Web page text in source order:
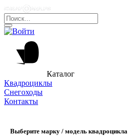
Каталог
Квадроциклы
Снегоходы
Контакты
Выберите марку / модель квадроцикла